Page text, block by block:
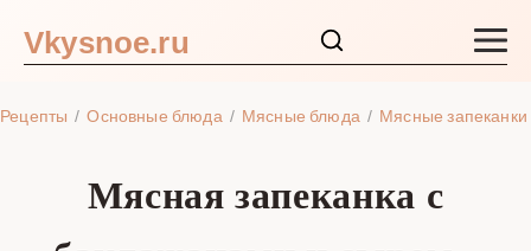
Vkysnoe.ru
Рецепты Основные блюда Мясные блюда Мясные запеканки
Мясная запеканка с